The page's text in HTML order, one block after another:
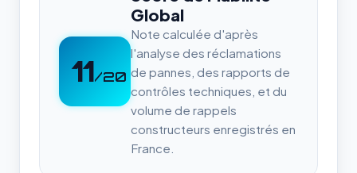
11/20
Global
Note calculée d'après
l'analyse des réclamations
de pannes, des rapports de
contrôles techniques, et du
volume de rappels
constructeurs enregistrés en
France.